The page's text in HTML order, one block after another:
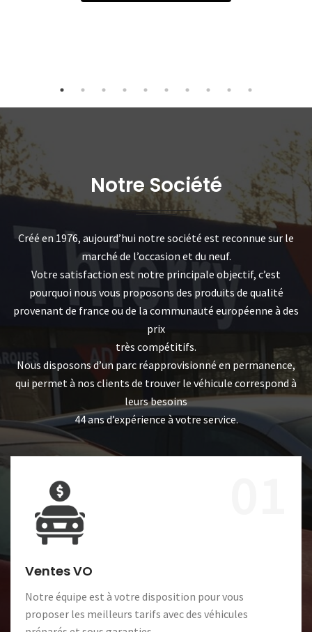
Notre Société
Créé en 1976, aujourd’hui notre société est reconnue sur le
marché de l’occasion et du neuf.
Votre satisfaction est notre principale objectif, c’est
pourquoi nous vous proposons des produits de qualité
provenant de france ou de la communauté européenne à des
prix
très compétitifs.
Nous disposons d’un parc réapprovisionné en permanence,
qui permet à nos clients de trouver le véhicule correspond à
leurs besoins
44 ans d’expérience à votre service.
Ventes VO
Notre équipe est à votre disposition pour vous
proposer les meilleurs tarifs avec des véhicules